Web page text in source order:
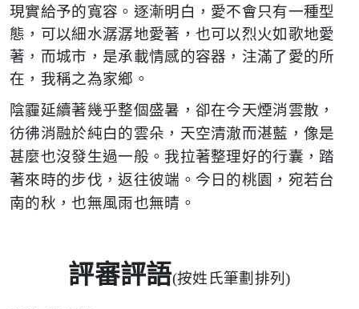
現實給予的寬容。逐漸明白，愛不會只有一種型
態，可以細水潺潺地愛著，也可以烈火如歌地愛
著，而城市，是承載情感的容器，注滿了愛的所
在，我稱之為家鄉。
陰霾延續著幾乎整個盛暑，卻在今天煙消雲散，
彷彿消融於純白的雲朵，天空清澈而湛藍，像是
甚麼也沒發生過一般。我拉著整理好的行囊，踏
著來時的步伐，返往彼端。今日的桃園，宛若台
南的秋，也無風雨也無晴。
評審評語(按姓氏筆劃排列)